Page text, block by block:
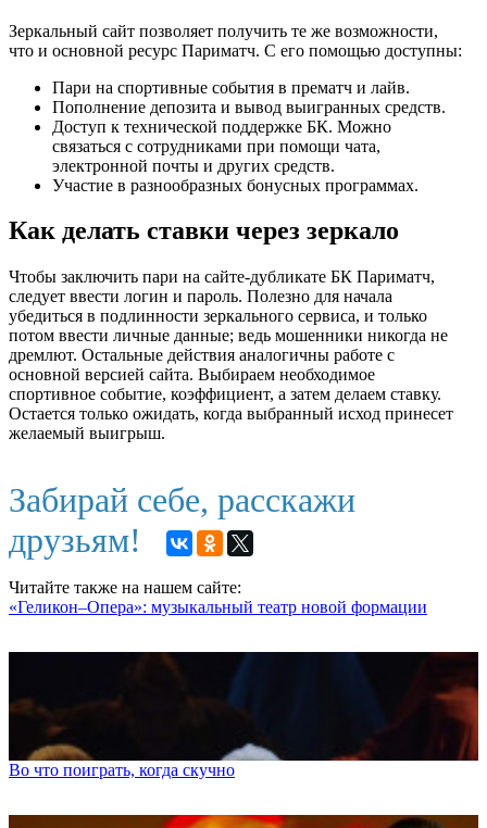
Зеркальный сайт позволяет получить те же возможности,
что и основной ресурс Париматч. С его помощью доступны:
Пари на спортивные события в прематч и лайв.
Пополнение депозита и вывод выигранных средств.
Доступ к технической поддержке БК. Можно
связаться с сотрудниками при помощи чата,
электронной почты и других средств.
Участие в разнообразных бонусных программах.
Как делать ставки через зеркало
Чтобы заключить пари на сайте-дубликате БК Париматч,
следует ввести логин и пароль. Полезно для начала
убедиться в подлинности зеркального сервиса, и только
потом ввести личные данные; ведь мошенники никогда не
дремлют. Остальные действия аналогичны работе с
основной версией сайта. Выбираем необходимое
спортивное событие, коэффициент, а затем делаем ставку.
Остается только ожидать, когда выбранный исход принесет
желаемый выигрыш.
Забирай себе, расскажи
друзьям!
Читайте также на нашем сайте:
«Геликон–Опера»: музыкальный театр новой формации
Во что поиграть, когда скучно